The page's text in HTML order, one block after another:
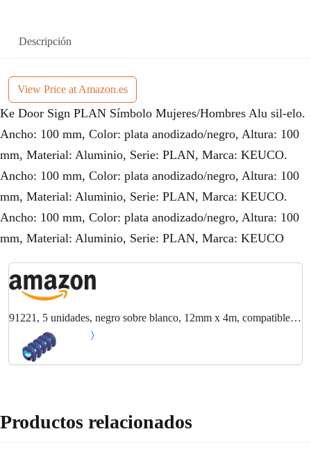
Descripción
View Price at Amazon.es
Ke Door Sign PLAN Símbolo Mujeres/Hombres Alu sil-elo.
Ancho: 100 mm, Color: plata anodizado/negro, Altura: 100
mm, Material: Aluminio, Serie: PLAN, Marca: KEUCO.
Ancho: 100 mm, Color: plata anodizado/negro, Altura: 100
mm, Material: Aluminio, Serie: PLAN, Marca: KEUCO.
Ancho: 100 mm, Color: plata anodizado/negro, Altura: 100
mm, Material: Aluminio, Serie: PLAN, Marca: KEUCO
91221, 5 unidades, negro sobre blanco, 12mm x 4m, compatible
con Dymo Letratag 91221, 91201 y S0721660, alternativa para
etiquetas Dymo LetraTag.
Productos relacionados